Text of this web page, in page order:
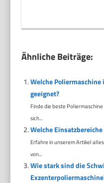
Ähnliche Beiträge:
Welche
geeignet?
Finde die beste
sich...
Welche
Erfahre in unserem Artikel
von...
Wie stark sind die